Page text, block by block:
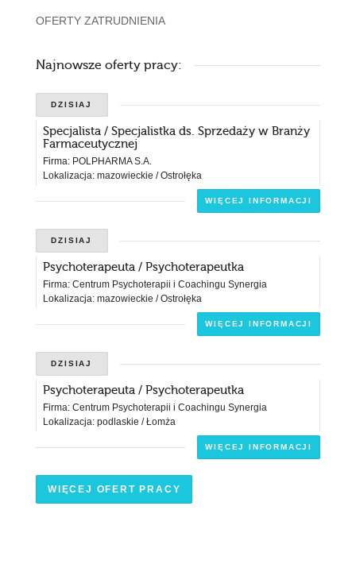
OFERTY ZATRUDNIENIA
Najnowsze oferty pracy:
DZISIAJ
Specjalista / Specjalistka ds. Sprzedaży w Branży
Farmaceutycznej
Firma: POLPHARMA S.A.
Lokalizacja: mazowieckie / Ostrołęka
WIĘCEJ INFORMACJI
DZISIAJ
Psychoterapeuta / Psychoterapeutka
Firma: Centrum Psychoterapii i Coachingu Synergia
Lokalizacja: mazowieckie / Ostrołęka
WIĘCEJ INFORMACJI
DZISIAJ
Psychoterapeuta / Psychoterapeutka
Firma: Centrum Psychoterapii i Coachingu Synergia
Lokalizacja: podlaskie / Łomża
WIĘCEJ INFORMACJI
WIĘCEJ OFERT PRACY